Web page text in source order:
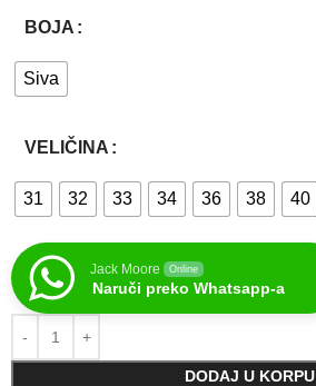
BOJA
Siva
VELIČINA
31 32 33 34 36 38 40
Jack Moore Online
Naruči preko Whatsapp-a
DODAJ U KORPU